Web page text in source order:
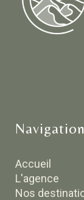
Navigation
Accueil
L'agence
Nos